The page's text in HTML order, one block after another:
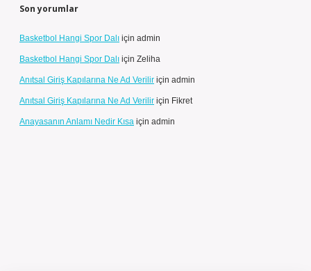
Son yorumlar
Basketbol Hangi Spor Dalı için admin
Basketbol Hangi Spor Dalı için Zeliha
Anıtsal Giriş Kapılarına Ne Ad Verilir için admin
Anıtsal Giriş Kapılarına Ne Ad Verilir için Fikret
Anayasanın Anlamı Nedir Kısa için admin